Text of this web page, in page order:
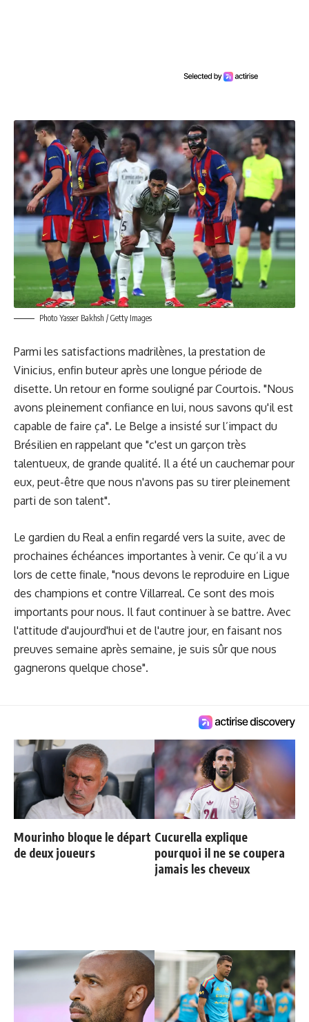
Photo Yasser Bakhsh / Getty Images
Parmi les satisfactions madrilènes, la prestation de
Vinicius, enfin buteur après une longue période de
disette. Un retour en forme souligné par Courtois. "Nous
avons pleinement confiance en lui, nous savons qu'il est
capable de faire ça". Le Belge a insisté sur l’impact du
Brésilien en rappelant que "c'est un garçon très
talentueux, de grande qualité. Il a été un cauchemar pour
eux, peut-être que nous n'avons pas su tirer pleinement
parti de son talent".
Le gardien du Real a enfin regardé vers la suite, avec de
prochaines échéances importantes à venir. Ce qu’il a vu
lors de cette finale, "nous devons le reproduire en Ligue
des champions et contre Villarreal. Ce sont des mois
importants pour nous. Il faut continuer à se battre. Avec
l'attitude d'aujourd'hui et de l'autre jour, en faisant nos
preuves semaine après semaine, je suis sûr que nous
gagnerons quelque chose".
Mourinho bloque le départ
de deux joueurs
Cucurella explique
pourquoi il ne se coupera
jamais les cheveux